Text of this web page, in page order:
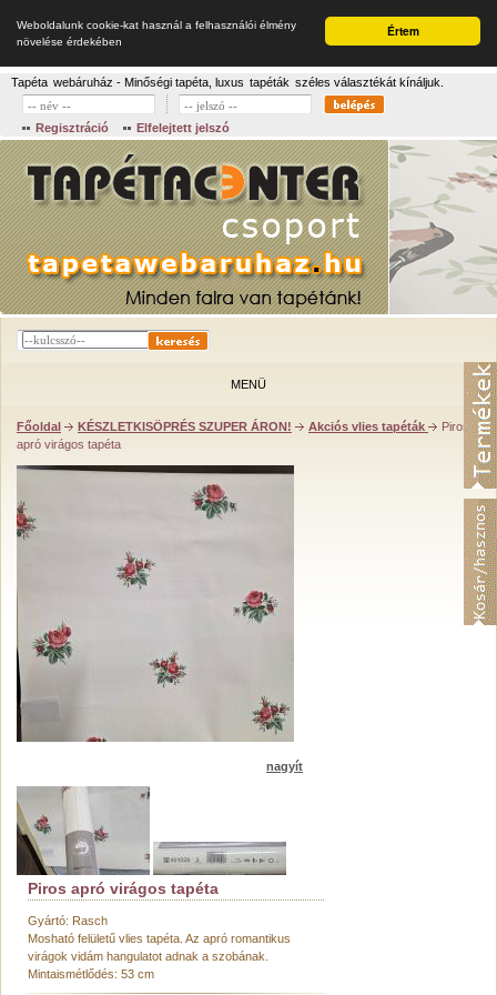
Értem
Weboldalunk cookie-kat használ a felhasználói élmény
növelése érdekében
Tapéta webáruház - Minőségi tapéta, luxus tapéták széles választékát kínáljuk.
Regisztráció Elfelejtett jelszó
MENÜ
Főoldal KÉSZLETKISÖPRÉS SZUPER ÁRON! Akciós vlies tapéták
Piros
apró virágos tapéta
nagyít
Piros apró virágos tapéta
Gyártó: Rasch
Mosható felületű vlies tapéta. Az apró romantikus
virágok vidám hangulatot adnak a szobának.
Mintaismétlődés: 53 cm